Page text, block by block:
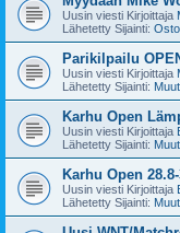
Uusin viesti Kirjoittaja
Lähetetty Sijainti:
Parikilpailu
Uusin viesti Kirjoittaja
Lähetetty Sijainti:
Karhu Open
Uusin viesti Kirjoittaja
Lähetetty Sijainti:
Karhu Open
Uusin viesti Kirjoittaja
Lähetetty Sijainti: